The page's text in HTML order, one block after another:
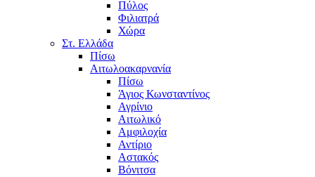
Πύλος
Φιλιατρά
Χώρα
Στ. Ελλάδα
Πίσω
Αιτωλοακαρνανία
Πίσω
Άγιος Κωνσταντίνος
Αγρίνιο
Αιτωλικό
Αμφιλοχία
Αντίριο
Αστακός
Βόνιτσα